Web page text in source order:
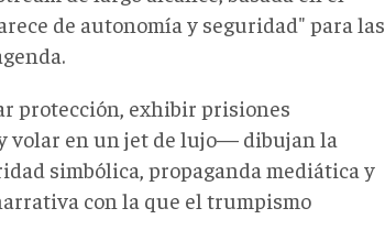
de autonomía y seguridad" para las
protección, exhibir prisiones
volar en un jet de lujo— dibujan la
simbólica, propaganda mediática y
con la que el trumpismo